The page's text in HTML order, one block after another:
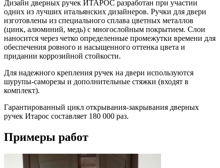
Дизайн дверных ручек ИТАРОС разработан при участии
одних из лучших итальянских дизайнеров. Ручки для двери
изготовлены из специального сплава цветных металлов
(цинк, алюминий, медь) с многослойным покрытием. Слои
наносится через четко определенные промежутки времени для
обеспечения ровного и насыщенного оттенка цвета и
придании коррозийной стойкости.
Для надежного крепления ручек на двери используются
шурупы-саморезы и дополнительные стяжки (входят в
комплект).
Гарантированный цикл открывания-закрывания дверных
ручек Итарос составляет 180 000 раз.
Примеры работ